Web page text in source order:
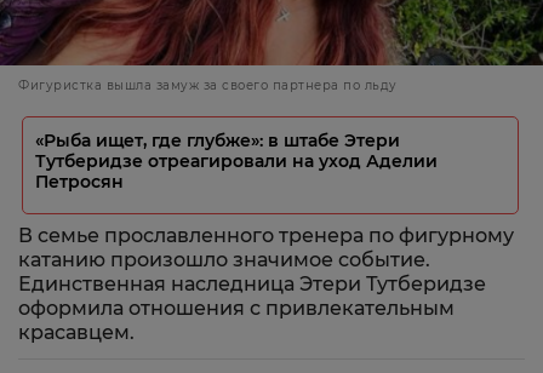
Фигуристка вышла замуж за своего партнера по льду
«Рыба ищет, где глубже»: в штабе Этери
Тутберидзе отреагировали на уход Аделии
Петросян
В семье прославленного тренера по фигурному
катанию произошло значимое событие.
Единственная наследница Этери Тутберидзе
оформила отношения с привлекательным
красавцем.